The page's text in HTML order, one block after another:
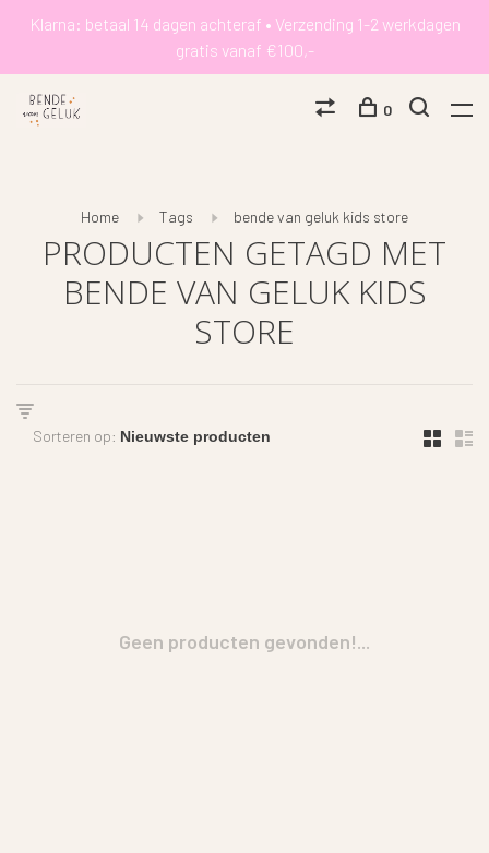
Klarna: betaal 14 dagen achteraf • Verzending 1-2 werkdagen
gratis vanaf €100,-
0
Home Tags bende van geluk kids store
PRODUCTEN GETAGD MET
BENDE VAN GELUK KIDS
STORE
Sorteren op:
Geen producten gevonden!...